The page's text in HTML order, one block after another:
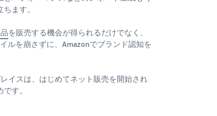
ます。
を販売する機会が得られるだけでなく、
ルを崩さずに、Amazonでブランド認知を
イスは、はじめてネット販売を開始され
す。